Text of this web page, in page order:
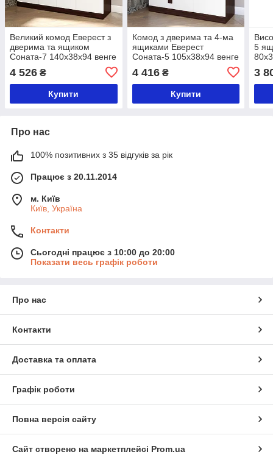
Великий комод Еверест з
дверима та ящиком
Соната-7 140х38х94 венге
2018)
4 526 ₴
Купити
Комод з дверима та 4-ма
ящиками Еверест
Соната-5 105х38х94 венге
темний/білий (DTM-2064)
4 416₴
Купити
5
3
Про нас
100% позитивних з 35 відгуків за рік
Працює з 20.11.2014
м. Київ
Київ, Україна
Контакти
Сьогодні працює з 10:00 до 20:00
Показати весь графік роботи
Про нас
Контакти
Доставка та оплата
Графік роботи
Повна версія сайту
Сайт створено на маркетплейсі Prom.ua